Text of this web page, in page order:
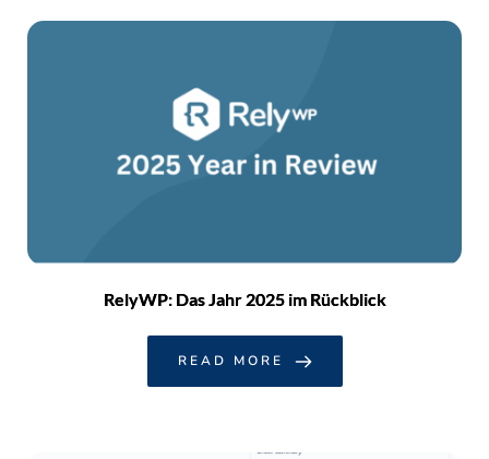
RelyWP: Das Jahr 2025 im Rückblick
READ MORE